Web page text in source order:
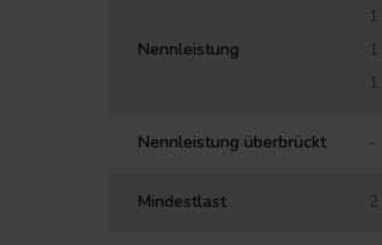
Nennleistung
Nennleistung überbrückt -
Mindestlast